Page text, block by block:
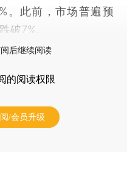
。此前，市场普遍预
破7%。
后继续阅读
的阅读权限
/会员升级